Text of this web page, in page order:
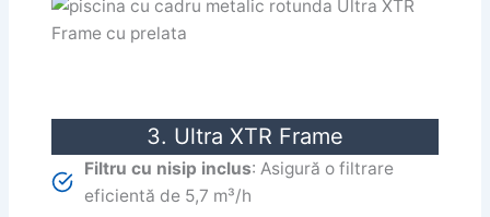
3. Ultra XTR Frame
Filtru cu nisip inclus: Asigură o filtrare
eficientă de 5,7 m³/h